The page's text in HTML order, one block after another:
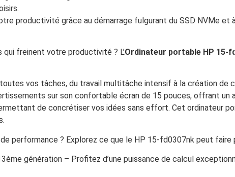
productivité grâce au démarrage fulgurant du SSD NVMe et
freinent votre productivité ? L’Ordinateur portable HP 15-
vos tâches, du travail multitâche intensif à la création de
sur son confortable écran de 15 pouces, offrant
de concrétiser vos idées sans effort. Cet ordinateur
performance ? Explorez ce que le HP 15-fd0307nk peut faire
génération – Profitez d’une puissance de calcul